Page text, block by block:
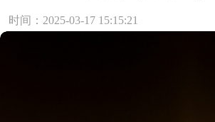
时间：2025-03-17 15:15:21